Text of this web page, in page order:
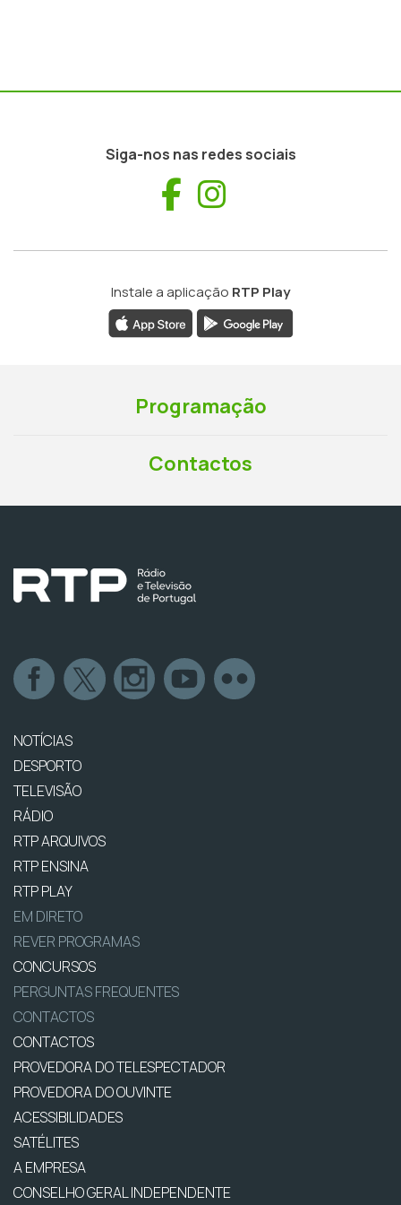
Siga-nos nas redes sociais
Facebook
Instale a aplicação RTP Play
Programação
Contactos
NOTÍCIAS
DESPORTO
TELEVISÃO
RÁDIO
RTP ARQUIVOS
RTP ENSINA
RTP PLAY
EM DIRETO
REVER PROGRAMAS
CONCURSOS
PERGUNTAS FREQUENTES
CONTACTOS
CONTACTOS
PROVEDORA DO TELESPECTADOR
PROVEDORA DO OUVINTE
ACESSIBILIDADES
SATÉLITES
A EMPRESA
CONSELHO GERAL INDEPENDENTE